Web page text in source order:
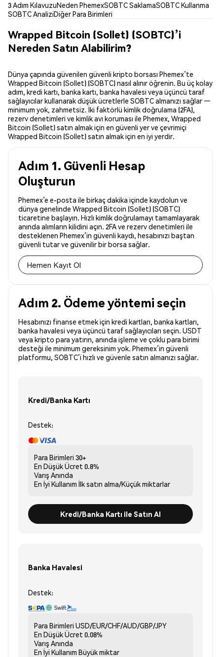
3 Adım KılavuzuNeden PhemexSOBTC SaklamaSOBTC Kullanma
SOBTC AnaliziDiğer Para Birimleri
Wrapped Bitcoin (Sollet) (SOBTC)’i
Nereden Satın Alabilirim?
Dünya çapında güvenilen güvenli kripto borsası Phemex’te
Wrapped Bitcoin (Sollet) (SOBTC) nasıl alınır öğrenin. Bu üç kolay
adım, kredi kartı, banka kartı, banka havalesi veya üçüncü taraf
sağlayıcılar kullanarak düşük ücretlerle SOBTC almanızı sağlar —
minimum yok, zahmetsiz. İki faktörlü kimlik doğrulama (2FA),
rezerv denetimleri ve kimlik avı koruması ile Phemex, Wrapped
Bitcoin (Sollet) satın almak için en güvenli yer ve çevrimiçi
Wrapped Bitcoin (Sollet) satın almak için en iyi yerdir.
Adım 1. Güvenli Hesap
Oluşturun
Phemex’e e-posta ile birkaç dakika içinde kaydolun ve
dünya genelinde Wrapped Bitcoin (Sollet) (SOBTC)
ticaretine başlayın. Hızlı kimlik doğrulamayı tamamlayarak
anında alımların kilidini açın. 2FA ve rezerv denetimleri ile
desteklenen Phemex’in güvenli kaydı, hesabınızı baştan
güvenli tutar ve güvenilir bir borsa sağlar.
Hemen Kayıt Ol
Adım 2. Ödeme yöntemi seçin
Hesabınızı finanse etmek için kredi kartları, banka kartları,
banka havalesi veya üçüncü taraf sağlayıcıları seçin. USDT
veya kripto para yatırın, anında işleme ve çoklu para birimi
desteği ile minimum gereksinim yok. Phemex’in güvenli
platformu, SOBTC’i hızlı ve güvenle satın almanızı sağlar.
Kredi/Banka Kartı
Destek:
Para Birimleri 30+
En Düşük Ücret 0.8%
Varış Anında
En İyi Kullanım İlk satın alma/Küçük miktarlar
Kredi/Banka Kartı ile Satın Al
Banka Havalesi
Destek:
Para Birimleri USD/EUR/CHF/AUD/GBP/JPY
En Düşük Ücret 0.08%
Varış Anında
En İyi Kullanım Büyük miktar